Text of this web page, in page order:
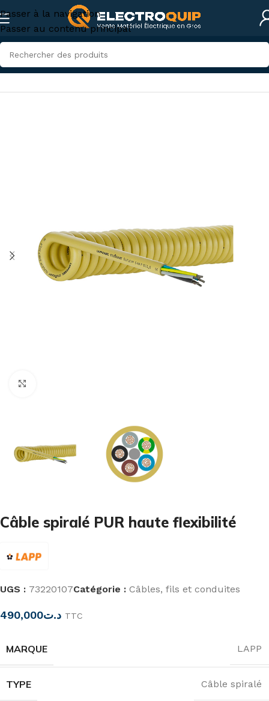
Passer à la navigation
Passer au contenu principal
Accueil/Câbles, fils et conduites
Câble spiralé PUR haute flexibilité
UGS : 73220107Catégorie : Câbles, fils et conduites
د.ت490,000 TTC
MARQUE LAPP
TYPE Câble spiralé